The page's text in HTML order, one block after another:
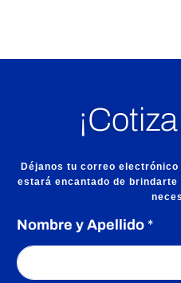
Déjanos tu correo
estará encantado de
Nombre y Apellido *